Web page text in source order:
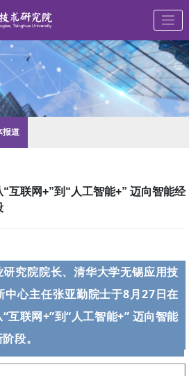
报道
互联网+”到“人工智能+” 迈向智能经
究院院长、清华大学无锡应用技
中心主任张亚勤院士于8月27日在
“互联网+”到“人工智能+” 迈向智能
段。